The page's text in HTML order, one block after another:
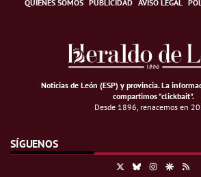
QUIÉNES SOMOS PUBLICIDAD AVISO LEGAL
Noticias de León (ESP) y provincia. La
compartimos "clickbait".
Desde 1896, renacemos en
SÍGUENOS
BlueskyInstagram
Google